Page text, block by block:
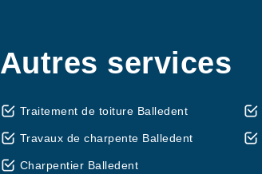
Autres services
Traitement de toiture Balledent
Travaux de charpente Balledent
Charpentier Balledent